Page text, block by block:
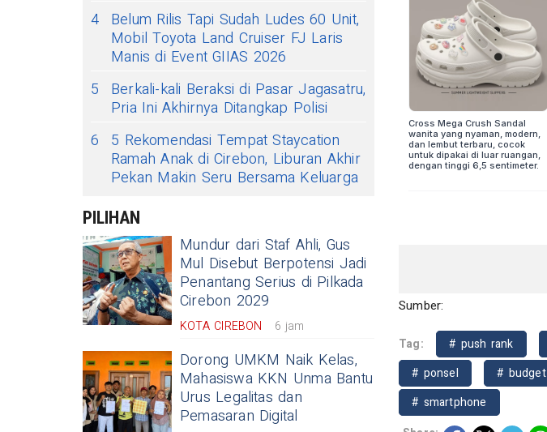
4 Belum Rilis Tapi Sudah Ludes 60 Unit,
Mobil Toyota Land Cruiser FJ Laris
Manis di Event GIIAS 2026
5
Berkali-kali Beraksi di Pasar Jagasatru,
Pria Ini Akhirnya Ditangkap Polisi
6
5 Rekomendasi Tempat Staycation
Ramah Anak di Cirebon, Liburan Akhir
Pekan Makin Seru Bersama Keluarga
PILIHAN
Mundur dari Staf Ahli, Gus
Mul Disebut Berpotensi Jadi
Penantang Serius di Pilkada
Cirebon 2029
KOTA CIREBON 6 jam
Dorong UMKM Naik Kelas,
Mahasiswa KKN Unma Bantu
Urus Legalitas dan
Pemasaran Digital
Sumber:
Tag: # push rank
# ponsel
# budget
# smartphone